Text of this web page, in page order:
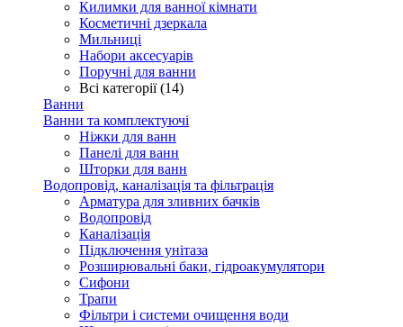
Килимки для ванної кімнати
Косметичні дзеркала
Мильниці
Набори аксесуарів
Поручні для ванни
Всі категорії (14)
Ванни
Ванни та комплектуючі
Ніжки для ванн
Панелі для ванн
Шторки для ванн
Водопровід, каналізація та фільтрація
Арматура для зливних бачків
Водопровід
Каналізація
Підключення унітаза
Розширювальні баки, гідроакумулятори
Сифони
Трапи
Фільтри і системи очищення води